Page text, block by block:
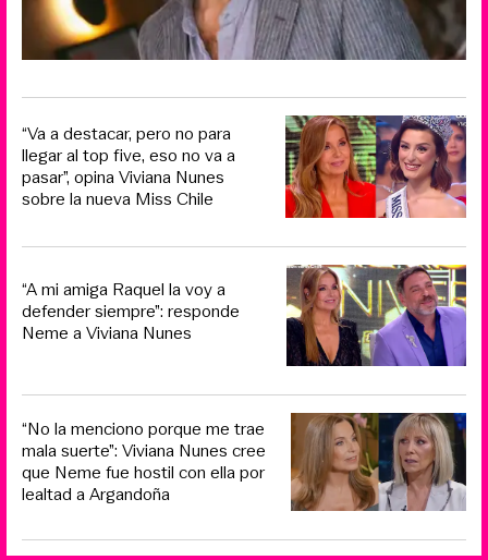
“Va a destacar, pero no para
llegar al top five, eso no va a
pasar”, opina Viviana Nunes
sobre la nueva Miss Chile
“A mi amiga Raquel la voy a
defender siempre”: responde
Neme a Viviana Nunes
“No la menciono porque me trae
mala suerte”: Viviana Nunes cree
que Neme fue hostil con ella por
lealtad a Argandoña